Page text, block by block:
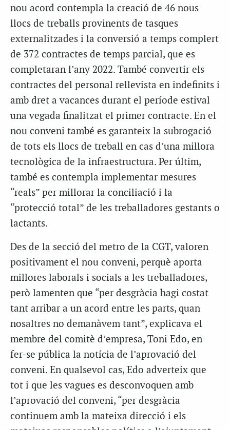
nou acord contempla la creació de 46 nous
llocs de treballs provinents de tasques
externalitzades i la conversió a temps complert
de 372 contractes de temps parcial, que es
completaran l’any 2022. També convertir els
contractes del personal rellevista en indefinits i
amb dret a vacances durant el període estival
una vegada finalitzat el primer contracte. En el
nou conveni també es garanteix la subrogació
de tots els llocs de treball en cas d’una millora
tecnològica de la infraestructura. Per últim,
també es contempla implementar mesures
“reals” per millorar la conciliació i la
“protecció total” de les treballadores gestants o
lactants.
Des de la secció del metro de la CGT, valoren
positivament el nou conveni, perquè aporta
millores laborals i socials a les treballadores,
però lamenten que “per desgràcia hagi costat
tant arribar a un acord entre les parts, quan
nosaltres no demanàvem tant”, explicava el
membre del comitè d’empresa, Toni Edo, en
fer-se pública la notícia de l’aprovació del
conveni. En qualsevol cas, Edo adverteix que
tot i que les vagues es desconvoquen amb
l’aprovació del conveni, “per desgràcia
continuem amb la mateixa direcció i els